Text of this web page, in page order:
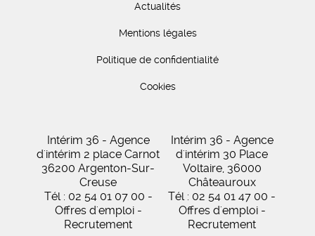
Actualités
Mentions légales
Politique de confidentialité
Cookies
Intérim 36 - Agence
d'intérim 2 place Carnot
36200 Argenton-Sur-
Creuse
Tél : 02 54 01 07 00 -
Offres d'emploi -
Recrutement
Intérim 36 - Agence
d'intérim 30 Place
Voltaire, 36000
Châteauroux
Tél : 02 54 01 47 00 -
Offres d'emploi -
Recrutement